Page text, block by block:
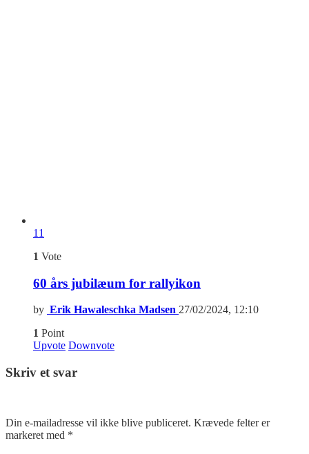
11
1 Vote
60 års jubilæum for rallyikon
by Erik Hawaleschka Madsen 27/02/2024, 12:10
1 Point
Upvote Downvote
Skriv et svar
Din e-mailadresse vil ikke blive publiceret. Krævede felter er
markeret med *